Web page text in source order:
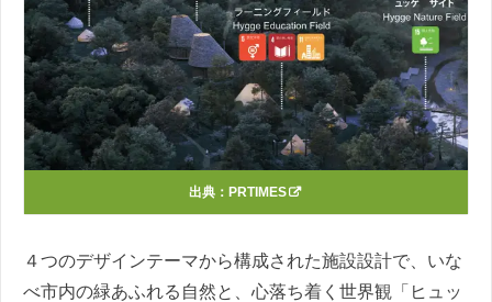
出典： PRTIMES
４つのデザインテーマから構成された施設設計で、いな
べ市内の緑あふれる自然と、心落ち着く世界観「ヒュッ